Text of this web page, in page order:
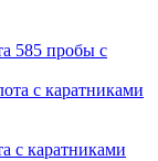
585 пробы с
с каратниками